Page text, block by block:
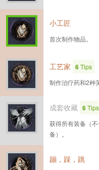
小工匠
首次制作物品。
工艺家 6Tips
制作治疗药和2种
成套收藏 6Tips
获得所有装备（
备）。
蹦，踩，跳